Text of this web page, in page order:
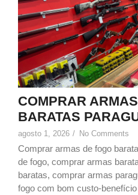
COMPRAR
BARATAS
agosto 1, 2026 / No Comments
Comprar armas de fogo
de fogo, comprar armas
baratas, comprar armas
fogo com bom custo-